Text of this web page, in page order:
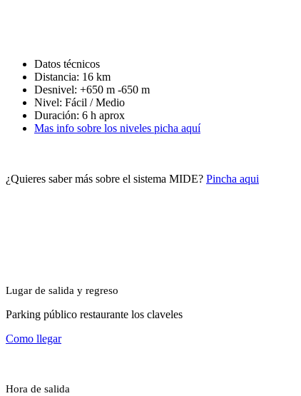
Datos técnicos
Distancia: 16 km
Desnivel: +650 m -650 m
Nivel: Fácil / Medio
Duración: 6 h aprox
Mas info sobre los niveles picha aquí
¿Quieres saber más sobre el sistema MIDE? Pincha aqui
Lugar de salida y regreso
Parking público restaurante los claveles
Como llegar
Hora de salida